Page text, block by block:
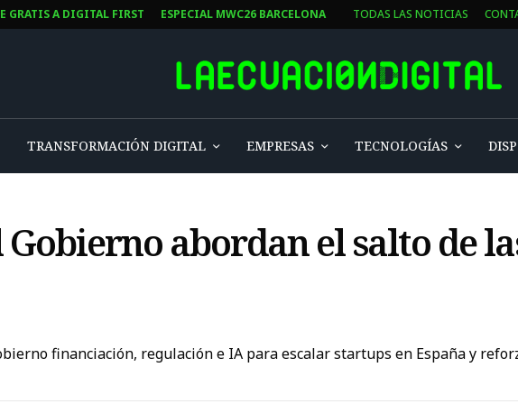
GRATIS A DIGITAL FIRST ESPECIAL MWC26 BARCELONA TODAS LAS NOTICIAS
TRANSFORMACIÓN DIGITAL EMPRESAS TECNOLOGÍAS
abordan el salto de
financiación, regulación e IA para escalar startups en España y